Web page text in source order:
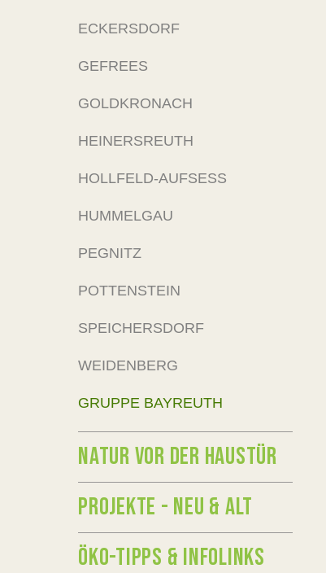
ECKERSDORF
GEFREES
GOLDKRONACH
HEINERSREUTH
HOLLFELD-AUFSESS
HUMMELGAU
PEGNITZ
POTTENSTEIN
SPEICHERSDORF
WEIDENBERG
GRUPPE BAYREUTH
NATUR VOR DER HAUSTÜR
PROJEKTE - NEU & ALT
ÖKO-TIPPS & INFOLINKS